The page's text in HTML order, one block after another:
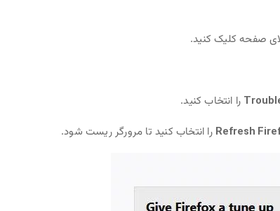
صفحه کلیک کنید.
را انتخاب کنید.
Refresh را انتخاب کنید تا مرورگر ریست شود.